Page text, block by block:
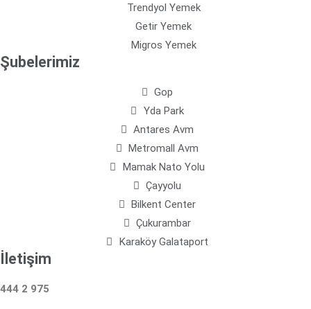
Trendyol Yemek
Getir Yemek
Migros Yemek
Şubelerimiz
Gop
Yda Park
Antares Avm
Metromall Avm
Mamak Nato Yolu
Çayyolu
Bilkent Center
Çukurambar
Karaköy Galataport
İletişim
444 2 975